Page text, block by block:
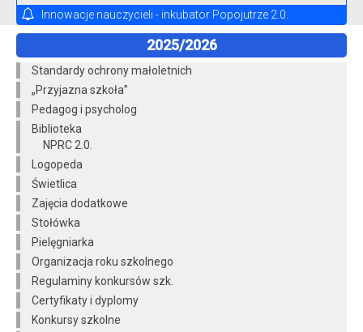
Innowacje nauczycieli - inkubator Popojutrze 2.0.
2025/2026
Standardy ochrony małoletnich
„Przyjazna szkoła”
Pedagog i psycholog
Biblioteka
NPRC 2.0.
Logopeda
Świetlica
Zajęcia dodatkowe
Stołówka
Pielęgniarka
Organizacja roku szkolnego
Regulaminy konkursów szk.
Certyfikaty i dyplomy
Konkursy szkolne